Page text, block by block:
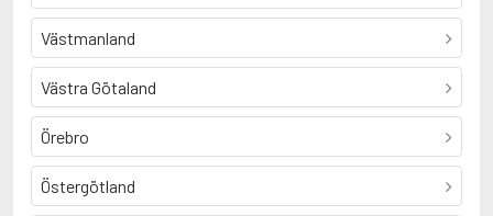
Västmanland
Västra Götaland
Örebro
Östergötland